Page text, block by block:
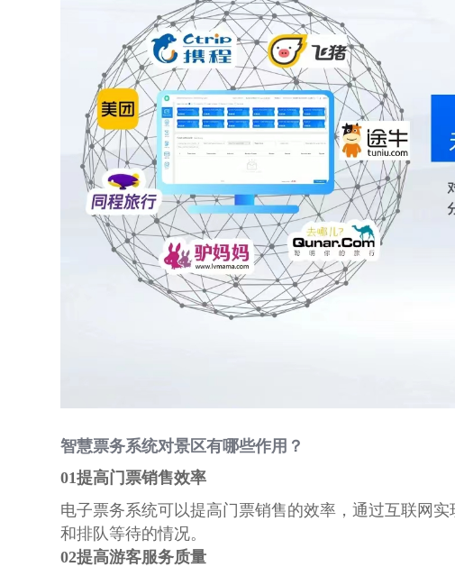
智慧票务系统对景区有哪些作用？
01提高门票销售效率
电子票务系统可以提高门票销售的效率，通过互联网
和排队等待的情况。
02提高游客服务质量